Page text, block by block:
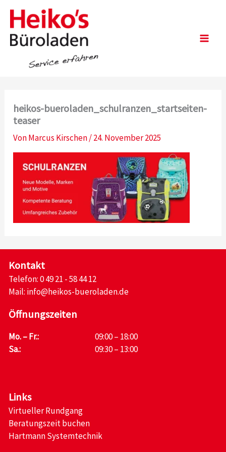
Inhalt
springen
heikos-bueroladen_schulranzen_startseiten-
teaser
VonMarcus Kirschen/24. November 2025
Kontakt
Telefon:0 49 21 - 58 44 12
Mail: info@heikos-bueroladen.de
Öffnungszeiten
Mo. – Fr.:
09:00 – 18:00
Sa.:
09:30 – 13:00
Links
Virtueller Rundgang
Beratungszeit buchen
Hartmann Systemtechnik